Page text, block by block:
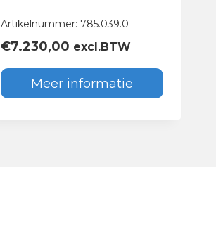
Artikelnummer: 785.039.0
€7.230,00 excl.BTW
Meer informatie